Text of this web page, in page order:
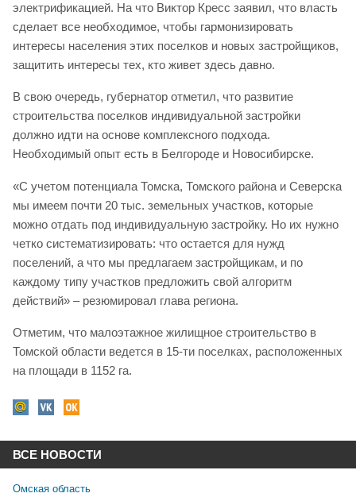
электрификацией. На что Виктор Кресс заявил, что власть
сделает все необходимое, чтобы гармонизировать
интересы населения этих поселков и новых застройщиков,
защитить интересы тех, кто живет здесь давно.
В свою очередь, губернатор отметил, что развитие
строительства поселков индивидуальной застройки
должно идти на основе комплексного подхода.
Необходимый опыт есть в Белгороде и Новосибирске.
«С учетом потенциала Томска, Томского района и Северска
мы имеем почти 20 тыс. земельных участков, которые
можно отдать под индивидуальную застройку. Но их нужно
четко систематизировать: что остается для нужд
поселений, а что мы предлагаем застройщикам, и по
каждому типу участков предложить свой алгоритм
действий» – резюмировал глава региона.
Отметим, что малоэтажное жилищное строительство в
Томской области ведется в 15-ти поселках, расположенных
на площади в 1152 га.
ВСЕ НОВОСТИ
Омская область